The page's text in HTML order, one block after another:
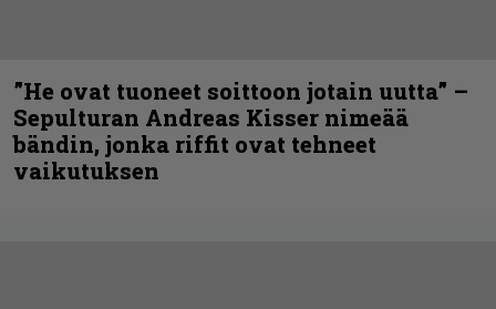
”He ovat tuoneet soittoon jotain uutta” –
Sepulturan Andreas Kisser nimeää
bändin, jonka riffit ovat tehneet
vaikutuksen